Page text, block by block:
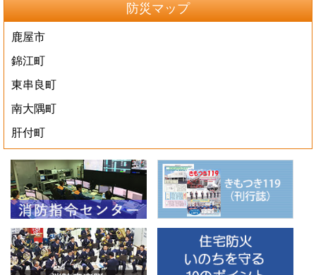
防災マップ
鹿屋市
錦江町
東串良町
南大隅町
肝付町